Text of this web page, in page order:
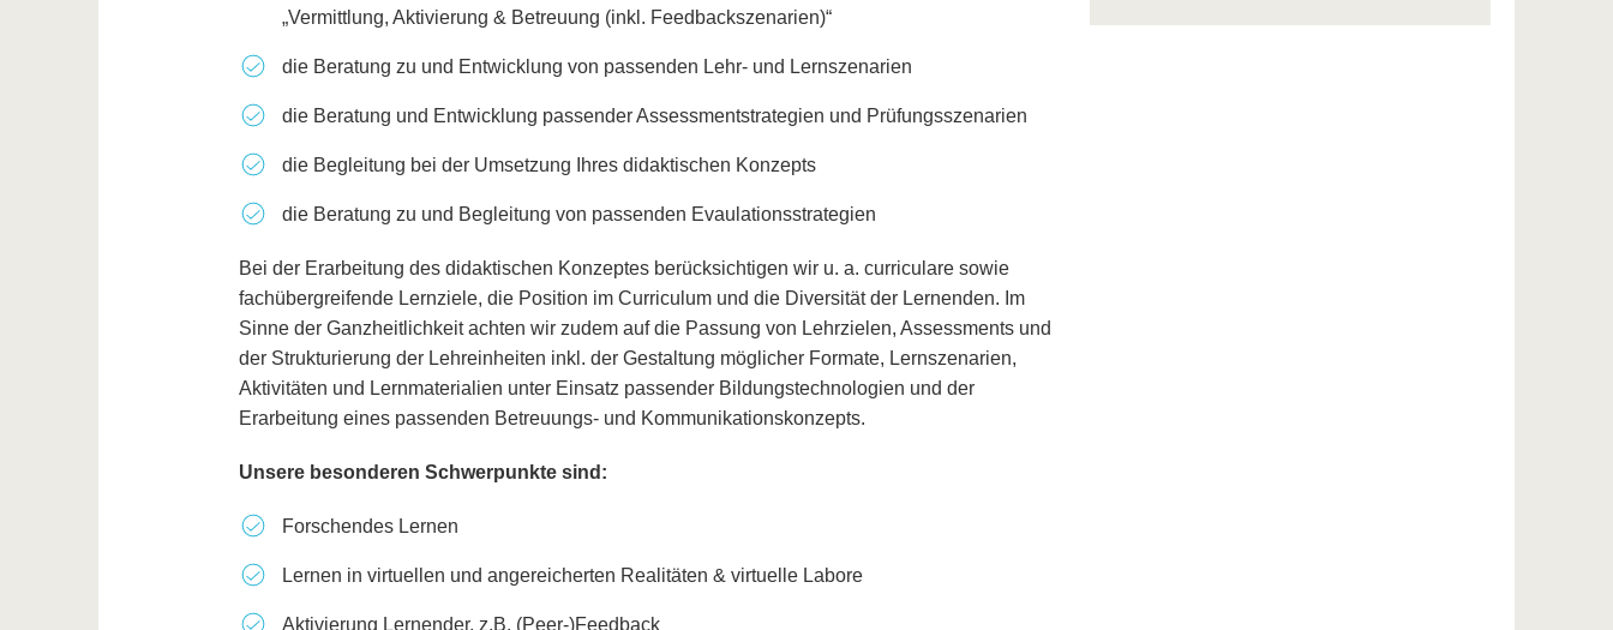
„Vermittlung, Aktivierung & Betreuung (inkl. Feedbackszenarien)“
die Beratung zu und Entwicklung von passenden Lehr- und Lernszenarien
die Beratung und Entwicklung passender Assessmentstrategien und Prüfungsszenarien
die Begleitung bei der Umsetzung Ihres didaktischen Konzepts
die Beratung zu und Begleitung von passenden Evaulationsstrategien
Bei der Erarbeitung des didaktischen Konzeptes berücksichtigen wir u. a. curriculare sowie
fachübergreifende Lernziele, die Position im Curriculum und die Diversität der Lernenden. Im
Sinne der Ganzheitlichkeit achten wir zudem auf die Passung von Lehrzielen, Assessments und
der Strukturierung der Lehreinheiten inkl. der Gestaltung möglicher Formate, Lernszenarien,
Aktivitäten und Lernmaterialien unter Einsatz passender Bildungstechnologien und der
Erarbeitung eines passenden Betreuungs- und Kommunikationskonzepts.
Unsere besonderen Schwerpunkte sind:
Forschendes Lernen
Lernen in virtuellen und angereicherten Realitäten & virtuelle Labore
Aktivierung Lernender, z.B. (Peer-)Feedback